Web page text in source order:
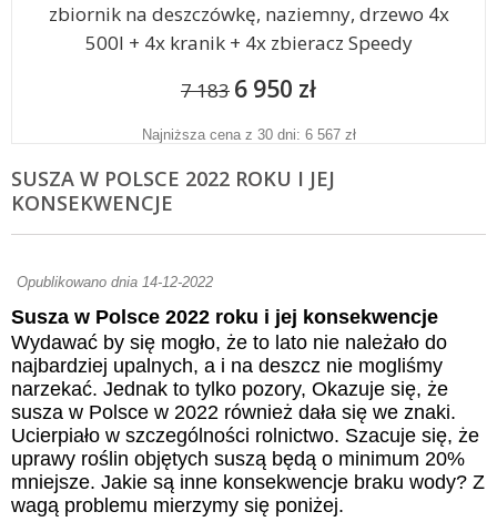
zbiornik na deszczówkę, naziemny, drzewo 4x
500l + 4x kranik + 4x zbieracz Speedy
7 183 6 950 zł
Najniższa cena z 30 dni: 6 567 zł
SUSZA W POLSCE 2022 ROKU I JEJ
KONSEKWENCJE
Opublikowano dnia 14-12-2022
Susza w Polsce 2022 roku i jej konsekwencje
Wydawać by się mogło, że to lato nie należało do
najbardziej upalnych, a i na deszcz nie mogliśmy
narzekać. Jednak to tylko pozory, Okazuje się, że
susza w Polsce w 2022 również dała się we znaki.
Ucierpiało w szczególności rolnictwo. Szacuje się, że
uprawy roślin objętych suszą będą o minimum 20%
mniejsze. Jakie są inne konsekwencje braku wody? Z
wagą problemu mierzymy się poniżej.